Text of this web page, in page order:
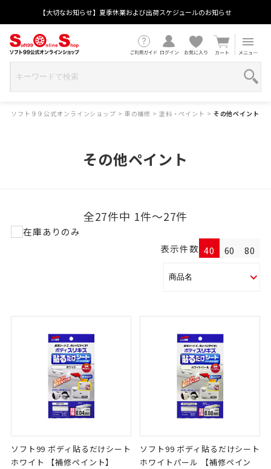
【大切なお知らせ】夏季休業および出荷スケジュールのお知らせ
ソフト９９公式オンラインショップ > 車の補修 > 塗料・ペイント > その他ペイント
その他ペイント
全27件中 1件～27件
在庫ありのみ
表示件数 40 60 80
ソフト99 ボディ貼るだけシート
ホワイト 【補修ペイント】
ソフト99 ボディ貼るだけシート
ホワイトパール 【補修ペイン